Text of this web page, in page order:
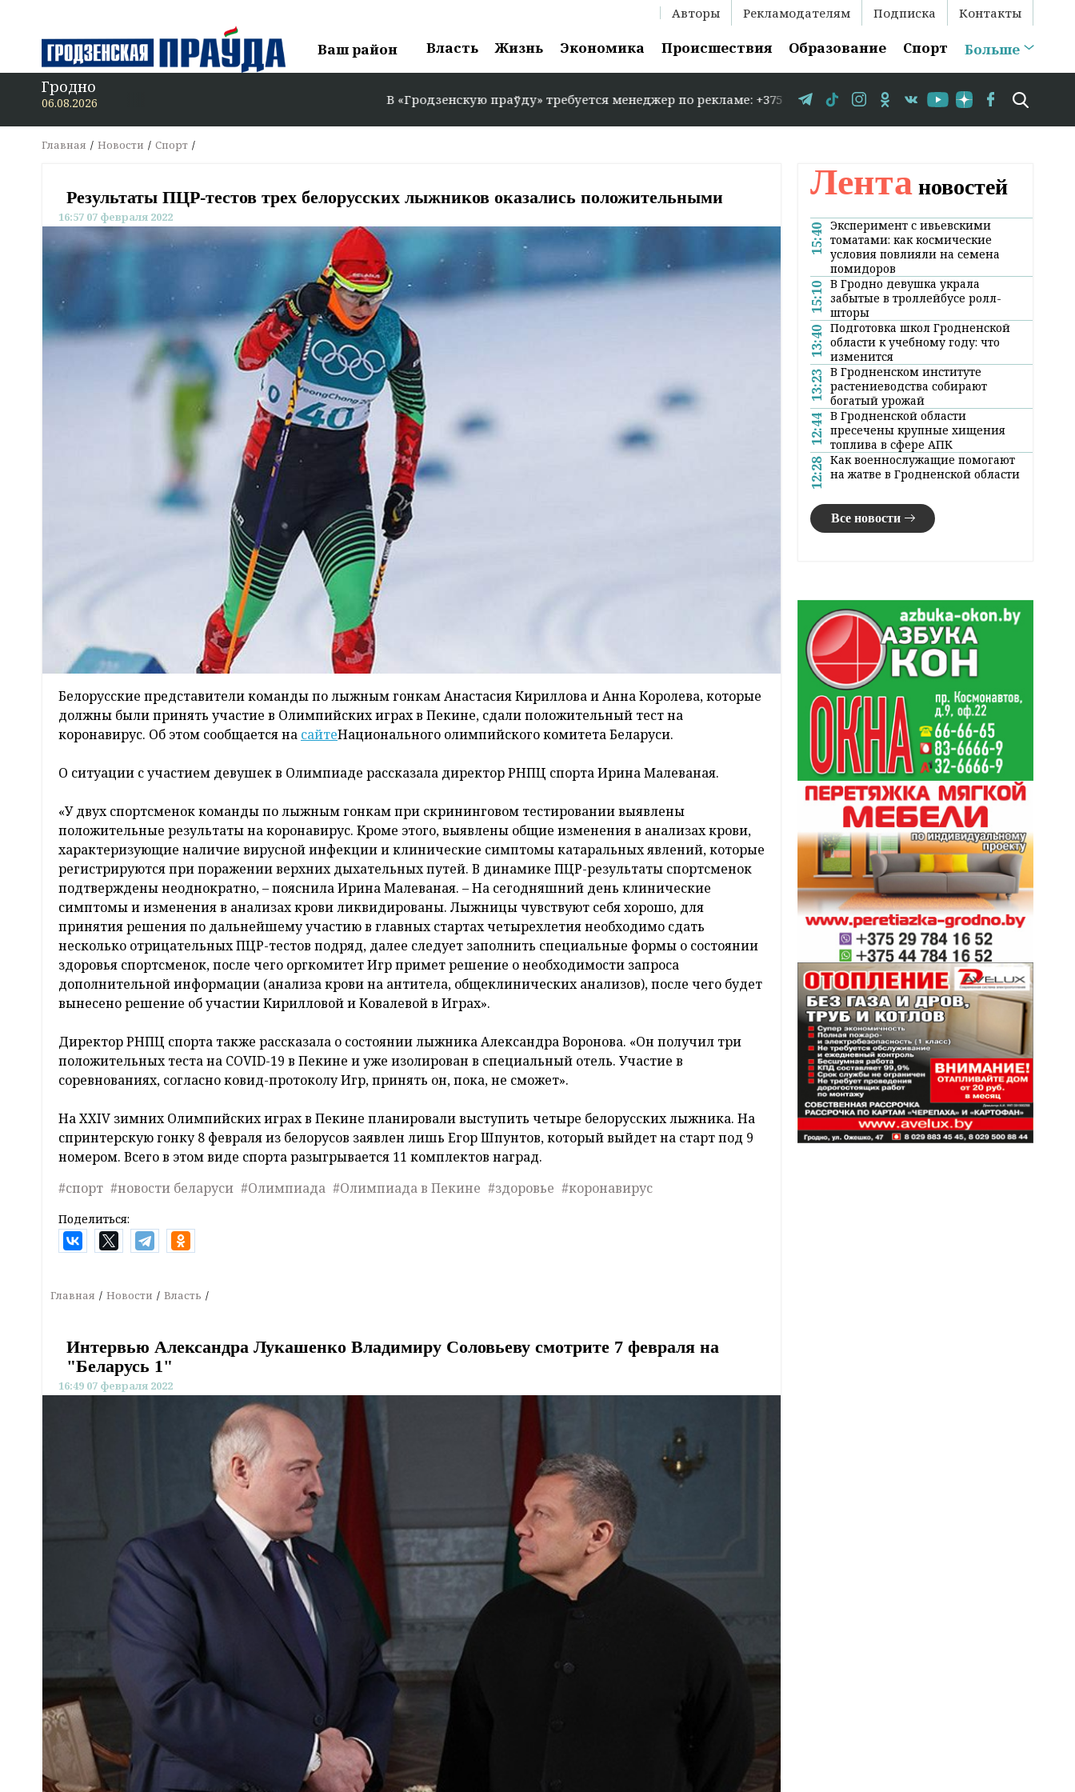
Авторы Рекламодателям Подписка Контакты
Ваш район Власть Жизнь Экономика Происшествия Образование Спорт Больше
Гродно
06.08.2026 В «Гродзенскую праўду» требуется менеджер по рекламе: +375 29 583-35-86 // В Гродно временно закрывается
Главная Новости Спорт
Результаты ПЦР-тестов трех белорусских лыжников оказались положительными
16:57 07 февраля 2022
Белорусские представители команды по лыжным гонкам Анастасия Кириллова и Анна Королева, которые
должны были принять участие в Олимпийских играх в Пекине, сдали положительный тест на
коронавирус. Об этом сообщается на сайтеНационального олимпийского комитета Беларуси.
О ситуации с участием девушек в Олимпиаде рассказала директор РНПЦ спорта Ирина Малеваная.
«У двух спортсменок команды по лыжным гонкам при скрининговом тестировании выявлены
положительные результаты на коронавирус. Кроме этого, выявлены общие изменения в анализах крови,
характеризующие наличие вирусной инфекции и клинические симптомы катаральных явлений, которые
регистрируются при поражении верхних дыхательных путей. В динамике ПЦР-результаты спортсменок
подтверждены неоднократно, – пояснила Ирина Малеваная. – На сегодняшний день клинические
симптомы и изменения в анализах крови ликвидированы. Лыжницы чувствуют себя хорошо, для
принятия решения по дальнейшему участию в главных стартах четырехлетия необходимо сдать
несколько отрицательных ПЦР-тестов подряд, далее следует заполнить специальные формы о состоянии
здоровья спортсменок, после чего оргкомитет Игр примет решение о необходимости запроса
дополнительной информации (анализа крови на антитела, общеклинических анализов), после чего будет
вынесено решение об участии Кирилловой и Ковалевой в Играх».
Директор РНПЦ спорта также рассказала о состоянии лыжника Александра Воронова. «Он получил три
положительных теста на COVID-19 в Пекине и уже изолирован в специальный отель. Участие в
соревнованиях, согласно ковид-протоколу Игр, принять он, пока, не сможет».
На XXIV зимних Олимпийских играх в Пекине планировали выступить четыре белорусских лыжника. На
спринтерскую гонку 8 февраля из белорусов заявлен лишь Егор Шпунтов, который выйдет на старт под 9
номером. Всего в этом виде спорта разыгрывается 11 комплектов наград.
#спорт #новости беларуси #Олимпиада #Олимпиада в Пекине #здоровье #коронавирус
Поделиться:
Главная Новости Власть
Интервью Александра Лукашенко Владимиру Соловьеву смотрите 7 февраля на
"Беларусь 1"
16:49 07 февраля 2022
Лента новостей
15:40 Эксперимент с ивьевскими
томатами: как космические
условия повлияли на семена
помидоров
15:10 В Гродно девушка украла
забытые в троллейбусе ролл-
шторы
13:40 Подготовка школ Гродненской
области к учебному году: что
изменится
13:23 В Гродненском институте
растениеводства собирают
богатый урожай
12:44 В Гродненской области
пресечены крупные хищения
топлива в сфере АПК
12:28 Как военнослужащие помогают
на жатве в Гродненской области
Все новости